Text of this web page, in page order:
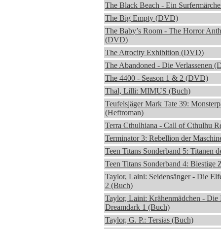
The Black Beach - Ein
The Big Empty (DVD)
The Baby’s Room - The Horror
(DVD)
The Atrocity Exhibition (DVD)
The Abandoned - Die Verlassenen
The 4400 - Season 1 & 2 (DVD)
Thal, Lilli: MIMUS (Buch)
Teufelsjäger Mark Tate 39:
(Heftroman)
Terra Cthulhiana - Call of Cthulhu
Terminator 3: Rebellion der
Teen Titans Sonderband 5: Titanen
Teen Titans Sonderband 4: Biestige
Taylor, Laini: Seidensänger - Die
2 (Buch)
Taylor, Laini: Krähenmädchen - Die
Dreamdark 1 (Buch)
Taylor, G. P.: Tersias (Buch)